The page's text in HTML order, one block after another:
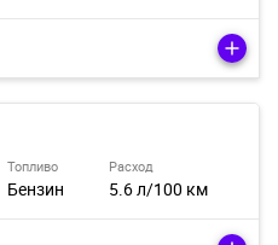
Топливо
Бензин
Расход
5.6 л/100 км